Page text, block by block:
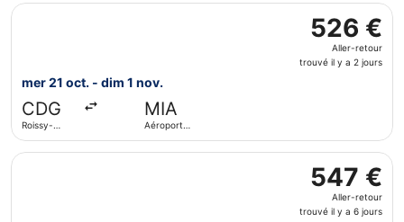
526 €
Aller-
retour,
2
jours
526 €
Aller-retour
trouvé il y a 2 jours
mer 21 oct. - dim 1 nov.
CDG
Roissy-
MIA
Aéroport
Sélectionner le vol Iberia, décollant le mer 21 oct. de
547 €
Aller-
retour,
547 €
Aller-retour
trouvé il y a 6 jours
Sélectionner le vol American Airlines, décollant le mar